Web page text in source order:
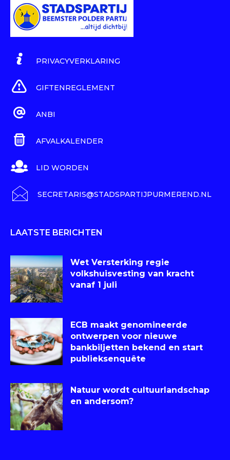
PRIVACYVERKLARING
GIFTENREGLEMENT
ANBI
AFVALKALENDER
LID WORDEN
SECRETARIS@STADSPARTIJPURMEREND.NL
LAATSTE BERICHTEN
Wet Versterking regie
volkshuisvesting van kracht
vanaf 1 juli
ECB maakt genomineerde
ontwerpen voor nieuwe
bankbiljetten bekend en start
publieksenquête
Natuur wordt cultuurlandschap
en andersom?